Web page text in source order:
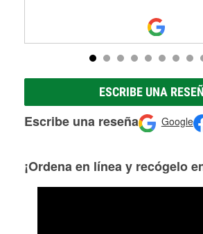
ESCRIBE UNA
Escribe una reseña Google
¡Ordena en línea y recógelo